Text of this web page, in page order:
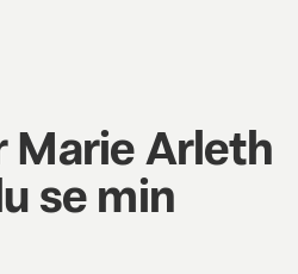
Marie Arleth
se min